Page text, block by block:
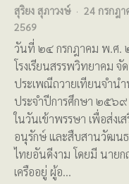
สุริยง สุภาวงษ์
24 กรกฎา
2569
วันที่ ๒๔ กรกฎาคม พ.ศ.
โรงเรียนสรรพวิทยาคม จัด
ประเพณีถวายเทียนจำน
ประจำปีการศึกษา ๒๕๖๙
ในวันเข้าพรรษา เพื่อส่งเ
อนุรักษ์ และสืบสานวัฒนธ
ไทยอันดีงาม โดยมี นาย
เครืออยู่ ผู้อ…